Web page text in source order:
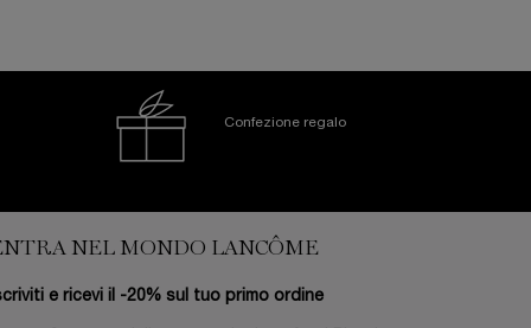
Confezione regalo
NEL MONDO LANCÔME
e ricevi il -20% sul tuo primo ordine